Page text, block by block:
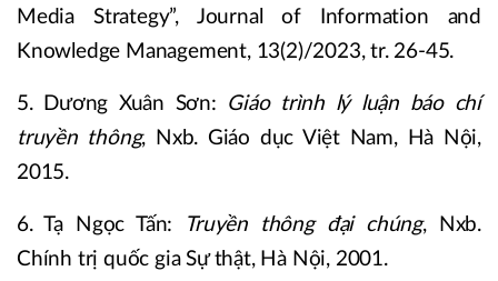
Media Strategy”, Journal of Information and
Knowledge Management, 13(2)/2023, tr. 26-45.
5. Dương Xuân Sơn: Giáo trình lý luận báo chí
truyền thông, Nxb. Giáo dục Việt Nam, Hà Nội,
2015.
6. Tạ Ngọc Tấn: Truyền thông đại chúng, Nxb.
Chính trị quốc gia Sự thật, Hà Nội, 2001.